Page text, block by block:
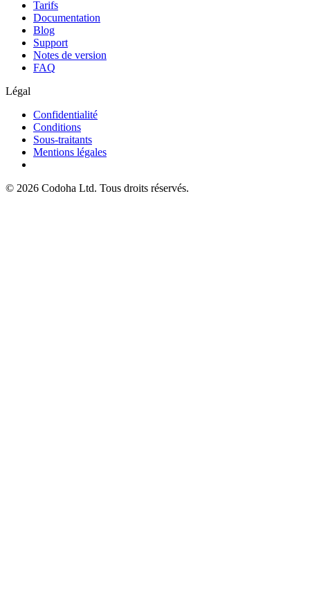
Tarifs
Documentation
Blog
Support
Notes de version
FAQ
Légal
Confidentialité
Conditions
Sous-traitants
Mentions légales
© 2026 Codoha Ltd. Tous droits réservés.